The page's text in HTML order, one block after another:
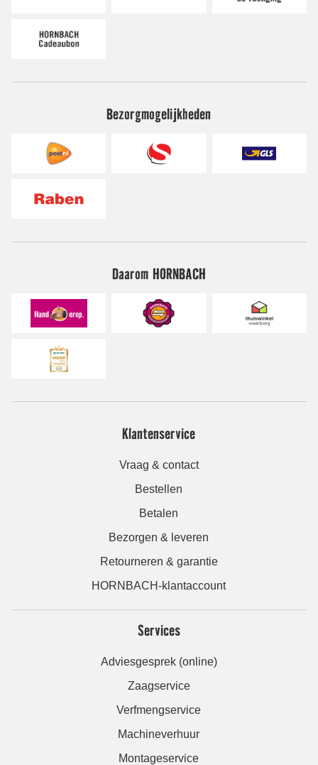
Bezorgmogelijkheden
Daarom HORNBACH
Klantenservice
Vraag & contact
Bestellen
Betalen
Bezorgen & leveren
Retourneren & garantie
HORNBACH-klantaccount
Services
Adviesgesprek (online)
Zaagservice
Verfmengservice
Machineverhuur
Montageservice